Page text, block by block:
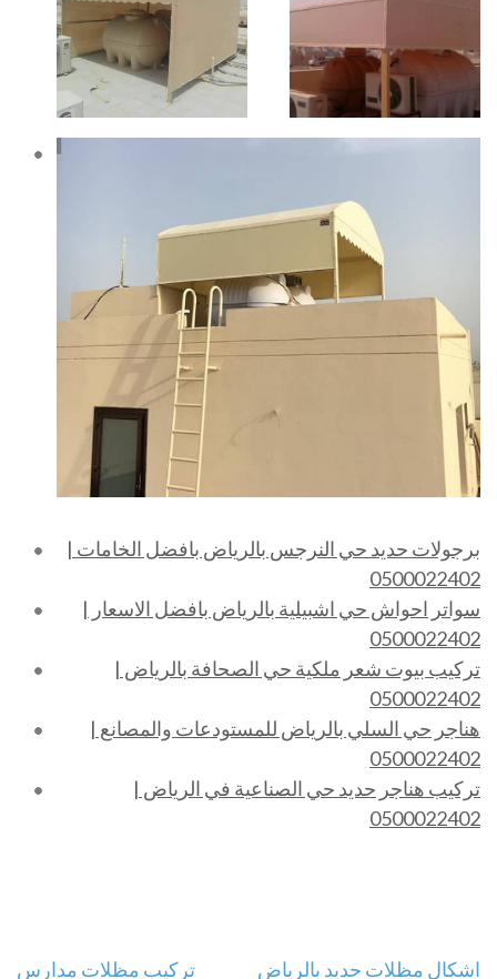
برجولات حديد حي النرجس بالرياض بافضل الخامات |
0500022402
سواتر احواش حي اشبيلية بالرياض بافضل الاسعار |
0500022402
تركيب بيوت شعر ملكية حي الصحافة بالرياض |
0500022402
هناجر حي السلي بالرياض للمستودعات والمصانع |
0500022402
تركيب هناجر حديد حي الصناعية في الرياض |
0500022402
اشكال مظلات حديد بالرياض تركيب مظلات مدارس